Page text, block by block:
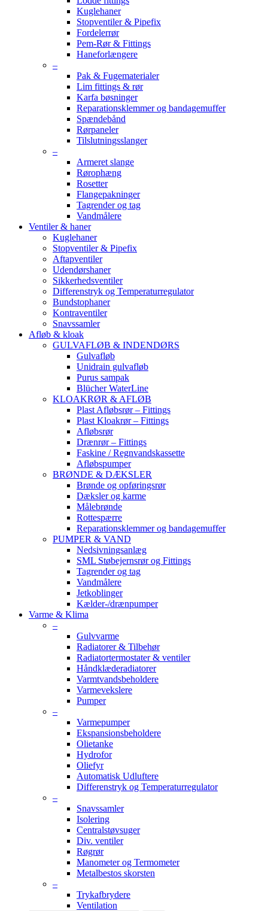
Kuglehaner
Stopventiler & Pipefix
Fordelerrør
Pem-Rør & Fittings
Haneforlængere
–
Pak & Fugematerialer
Lim fittings & rør
Karfa bøsninger
Reparationsklemmer og bandagemuffer
Spændebånd
Rørpaneler
Tilslutningsslanger
–
Armeret slange
Rørophæng
Rosetter
Flangepakninger
Tagrender og tag
Vandmålere
Ventiler & haner
Kuglehaner
Stopventiler & Pipefix
Aftapventiler
Udendørshaner
Sikkerhedsventiler
Differenstryk og Temperaturregulator
Bundstophaner
Kontraventiler
Snavssamler
Afløb & kloak
GULVAFLØB & INDENDØRS
Gulvafløb
Unidrain gulvafløb
Purus sampak
Blücher WaterLine
KLOAKRØR & AFLØB
Plast Afløbsrør – Fittings
Plast Kloakrør – Fittings
Afløbsrør
Drænrør – Fittings
Faskine / Regnvandskassette
Afløbspumper
BRØNDE & DÆKSLER
Brønde og opføringsrør
Dæksler og karme
Målebrønde
Rottespærre
Reparationsklemmer og bandagemuffer
PUMPER & VAND
Nedsivningsanlæg
SML Støbejernsrør og Fittings
Tagrender og tag
Vandmålere
Jetkoblinger
Kælder-/drænpumper
Varme & Klima
–
Gulvvarme
Radiatorer & Tilbehør
Radiatortermostater & ventiler
Håndklæderadiatorer
Varmtvandsbeholdere
Varmevekslere
Pumper
–
Varmepumper
Ekspansionsbeholdere
Olietanke
Hydrofor
Oliefyr
Automatisk Udluftere
Differenstryk og Temperaturregulator
–
Snavssamler
Isolering
Centralstøvsuger
Div. ventiler
Røgrør
Manometer og Termometer
Metalbestos skorsten
–
Trykafbrydere
Ventilation